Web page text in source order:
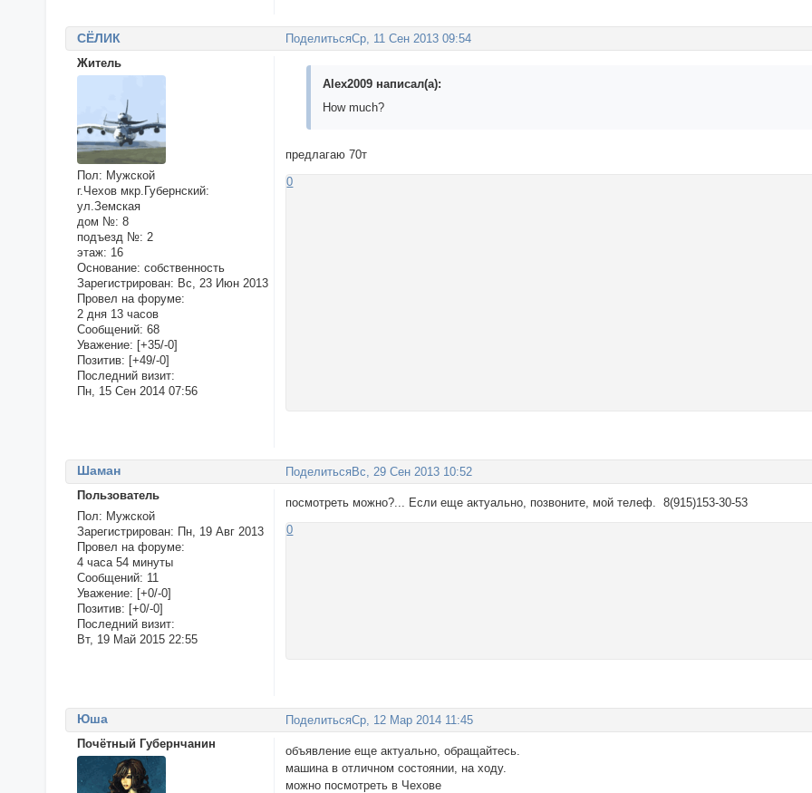
ПоделитьсяСр, 11 Сен 2013 09:54
СЁЛИК
Житель
Пол: Мужской
г.Чехов мкр.Губернский:
ул.Земская
дом №: 8
подъезд №: 2
этаж: 16
Основание: собственность
Зарегистрирован: Вс, 23 Июн 2013
Провел на форуме:
2 дня 13 часов
Сообщений: 68
Уважение: [+35/-0]
Позитив: [+49/-0]
Последний визит:
Пн, 15 Сен 2014 07:56
Alex2009 написал(а):
How much?
предлагаю 70т
0
Поделиться Вс, 29 Сен 2013 10:52
Шаман
Пользователь
Пол: Мужской
Зарегистрирован: Пн, 19 Авг 2013
Провел на форуме:
4 часа 54 минуты
Сообщений: 11
Уважение: [+0/-0]
Позитив: [+0/-0]
Последний визит:
Вт, 19 Май 2015 22:55
посмотреть можно?... Если еще актуально, позвоните, мой телеф. 8(915)153-30-53
0
ПоделитьсяСр, 12 Мар 2014 11:45
Юша
Почётный Губернчанин
объявление еще актуально, обращайтесь.
машина в отличном состоянии, на ходу.
можно посмотреть в Чехове